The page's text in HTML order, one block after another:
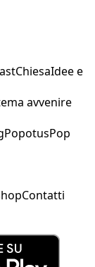
ChiesaIdee e
avvenire
PopotusPop
Contatti